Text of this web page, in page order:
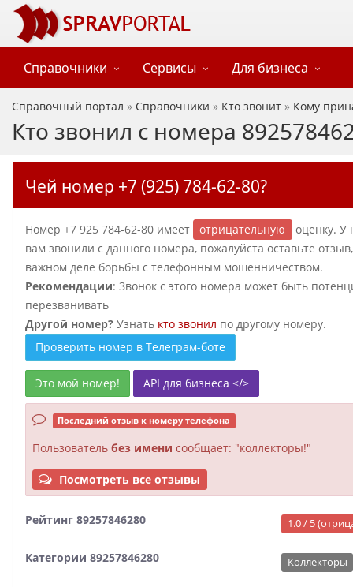
Справочники Сервисы Для бизнеса
Справочный портал » Справочники » Кто звонит » Кому
Кто звонил с номера
Чей номер +7 (925) 784-62-80?
Номер +7 925 784-62-80 имеет отрицательную
оценку. У
вам звонили с данного номера, пожалуйста оставьте
важном деле борьбы с телефонным мошенничеством.
Рекомендации: Звонок с этого номера может быть
перезванивать
Другой номер? Узнать кто звонил по другому номеру.
Проверить номер в Телеграм-боте
Это мой номер! API для бизнеса </>
Последний отзыв к номеру телефона
Пользователь без имени сообщает: "коллекторы!"
Посмотреть все отзывы
Рейтинг 89257846280 1.0 / 5
Категории 89257846280 Коллекторы